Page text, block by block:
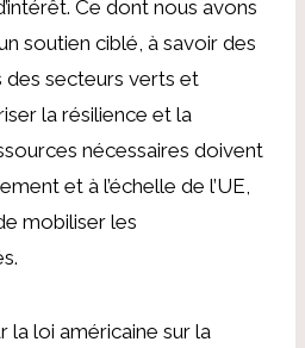
Ce dont nous avons
soutien ciblé, à savoir des
des secteurs verts et
la résilience et la
nécessaires doivent
et à l’échelle de l’UE,
mobiliser les
la loi américaine sur la